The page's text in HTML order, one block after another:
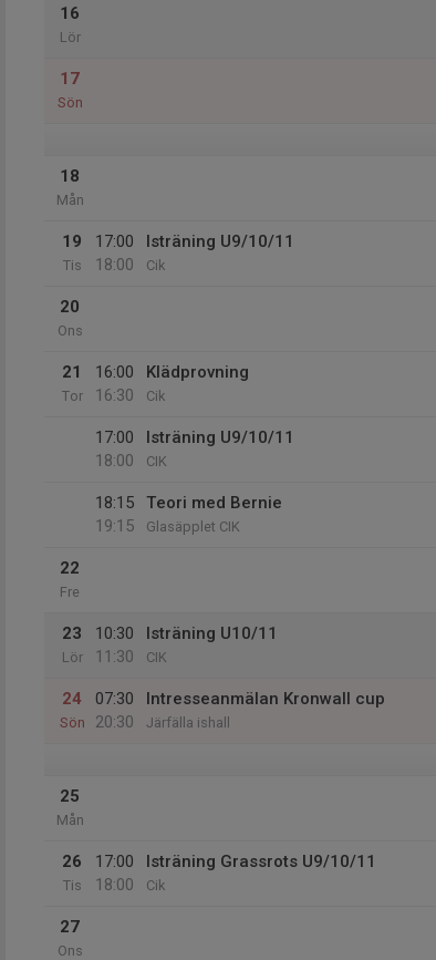
16
Lör
17
Sön
18
Mån
19
Tis
17:00
18:00
Isträning U9/10/11
Cik
20
Ons
21
Tor
16:00
16:30
Klädprovning
Cik
17:00
18:00
Isträning U9/10/11
CIK
18:15
19:15
Teori med Bernie
Glasäpplet CIK
22
Fre
23
Lör
10:30
11:30
Isträning U10/11
CIK
24
Sön
07:30
20:30
Intresseanmälan Kronwall cup
Järfälla ishall
25
Mån
26
Tis
17:00
18:00
Isträning Grassrots U9/10/11
Cik
27
Ons